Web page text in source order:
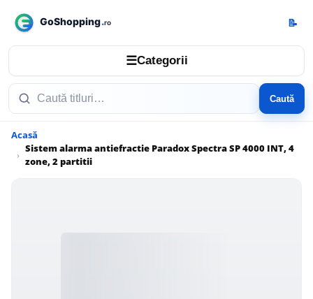
☰Categorii
Caută
📝
Acasă
Sistem alarma antiefractie Paradox Spectra SP 4000 INT, 4
zone, 2 partitii